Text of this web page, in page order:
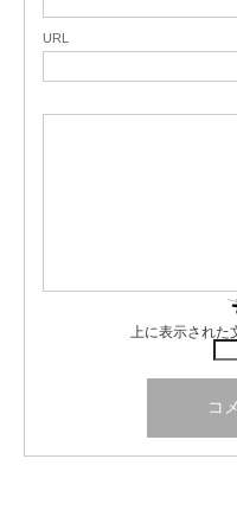
URL
上に表示された